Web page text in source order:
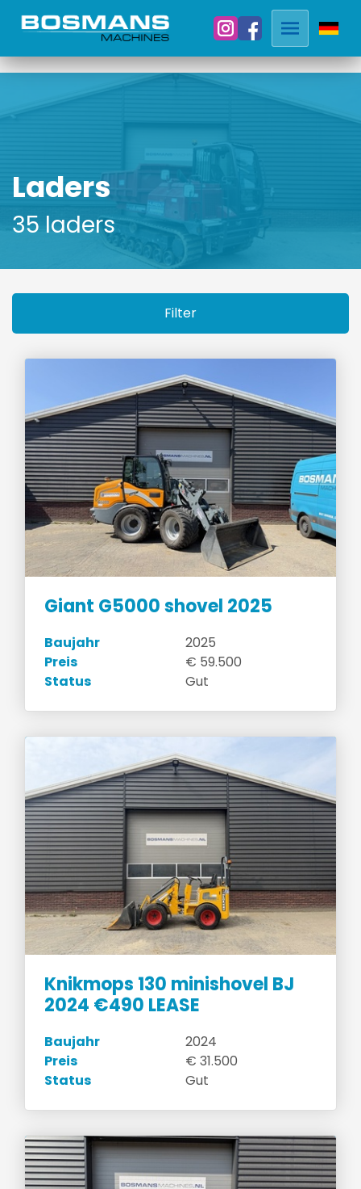
Laders
35 laders
Filter
Giant G5000 shovel 2025
Baujahr
2025
Preis
€ 59.500
Status
Gut
Knikmops 130 minishovel BJ
2024 €490 LEASE
Baujahr
2024
Preis
€ 31.500
Status
Gut